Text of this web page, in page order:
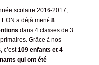
scolaire 2016-2017,
a déjà mené 8
dans 4 classes de 3
Grâce à nos
c’est109 enfants et 4
qui ont été